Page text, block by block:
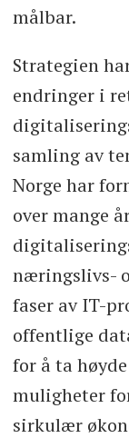
målbar.
Strategien
endringer i
samling av
Norge har
over mange
næringslivs-
faser av IT-
offentlige
for å ta
muligheter
sirkulær